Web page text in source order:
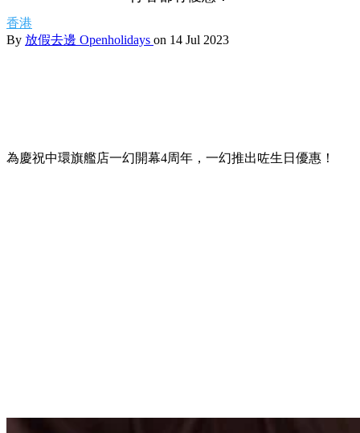
香港
By 放假去邊 Openholidays on 14 Jul 2023
為慶祝中環旗艦店一幻開幕4周年，一幻推出咗生日優惠！